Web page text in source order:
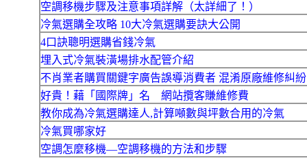
空調移機步驟及注意事項詳解（太詳細了！）
冷氣選購全攻略 10大冷氣選購要訣大公開
4口訣聰明選購省錢冷氣
埋入式冷氣裝潢場排水配管介紹
不肖業者購買關鍵字廣告誤導消費者 混淆原廠維修糾紛
好貴！藉「國際牌」名 網站攬客賺維修費
教你成為冷氣選購達人,計算噸數與坪數合用的冷氣
冷氣買哪家好
空調怎麼移機—空調移機的方法和步驟